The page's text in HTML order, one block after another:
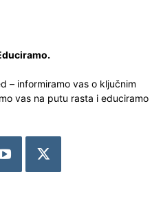
– informiramo vas o ključnim
vas na putu rasta i educiramo